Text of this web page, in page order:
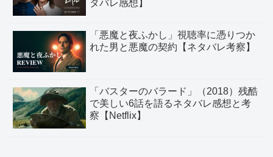
タバレ感想】
「悪魔と夜ふかし」視聴率に憑りつか
れた男と悪魔の契約【ネタバレ考察】
「バスターのバラード」（2018）残酷
で美しい6話を語るネタバレ感想と考
察【Netflix】